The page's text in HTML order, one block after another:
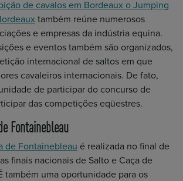
de cavalos em Bordeaux o Jumping
também reúne numerosos
e empresas da indústria equina.
e eventos também são organizados,
internacional de saltos em que
cavaleiros internacionais. De fato,
de participar do concurso de
das competições eqüestres.
Fontainebleau
de Fontainebleau é realizada no final de
finais nacionais de Salto e Caça de
também uma oportunidade para os